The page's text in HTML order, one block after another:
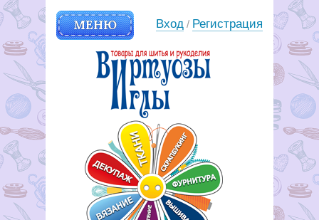
МЕНЮ Вход / Регистрация